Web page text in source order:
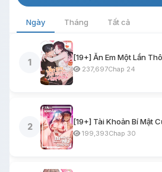
Ngày Tháng Tất cả
1
[19+] Ăn Em Một Lần
237,697Chap 24
2
[19+] Tài Khoản Bí Mật
199,393Chap 30